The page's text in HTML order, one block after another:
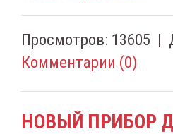
Просмотров: 13605 |
Комментарии (0)
НОВЫЙ ПРИБОР